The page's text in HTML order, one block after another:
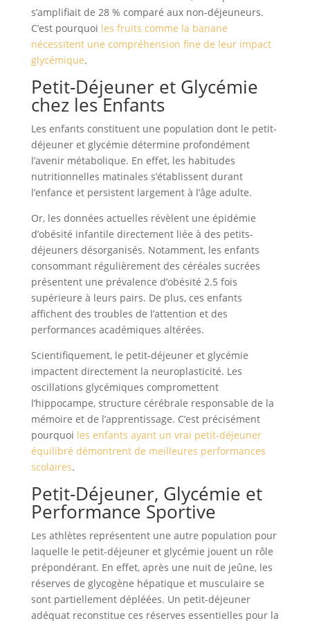
s’amplifiait de 28 % comparé aux non-déjeuneurs.
C’est pourquoi les fruits comme la banane
nécessitent une compréhension fine de leur impact
glycémique.
Petit-Déjeuner et Glycémie
chez les Enfants
Les enfants constituent une population dont le petit-
déjeuner et glycémie détermine profondément
l’avenir métabolique. En effet, les habitudes
nutritionnelles matinales s’établissent durant
l’enfance et persistent largement à l’âge adulte.
Or, les données actuelles révèlent une épidémie
d’obésité infantile directement liée à des petits-
déjeuners désorganisés. Notamment, les enfants
consommant régulièrement des céréales sucrées
présentent une prévalence d’obésité 2.5 fois
supérieure à leurs pairs. De plus, ces enfants
affichent des troubles de l’attention et des
performances académiques altérées.
Scientifiquement, le petit-déjeuner et glycémie
impactent directement la neuroplasticité. Les
oscillations glycémiques compromettent
l’hippocampe, structure cérébrale responsable de la
mémoire et de l’apprentissage. C’est précisément
pourquoi les enfants ayant un vrai petit-déjeuner
équilibré démontrent de meilleures performances
scolaires.
Petit-Déjeuner, Glycémie et
Performance Sportive
Les athlètes représentent une autre population pour
laquelle le petit-déjeuner et glycémie jouent un rôle
prépondérant. En effet, après une nuit de jeûne, les
réserves de glycogène hépatique et musculaire se
sont partiellement dépléées. Un petit-déjeuner
adéquat reconstitue ces réserves essentielles pour la